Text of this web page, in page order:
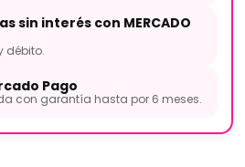
sin interés con MERCADO
débito.
Pago
con garantía hasta por 6 meses.